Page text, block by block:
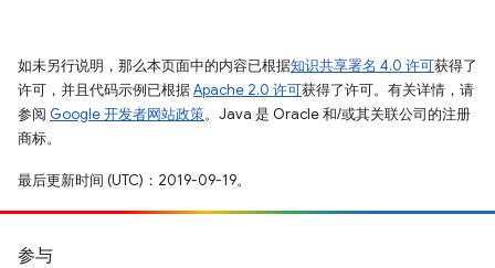
如未另行说明，那么本页面中的内容已根据知识共享署名 4.0 许可获得了
许可，并且代码示例已根据Apache 2.0 许可获得了许可。有关详情，请
参阅 Google 开发者网站政策。Java 是 Oracle 和/或其关联公司的注册
商标。
最后更新时间 (UTC)：2019-09-19。
参与